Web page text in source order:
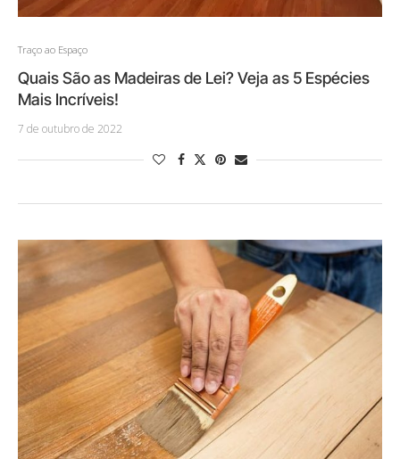
Traço ao Espaço
Quais São as Madeiras de Lei? Veja as 5 Espécies
Mais Incríveis!
7 de outubro de 2022